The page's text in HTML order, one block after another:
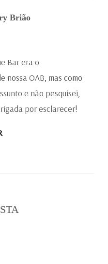
Brião
Bar era o
nossa OAB, mas como
e não pesquisei,
por esclarecer!